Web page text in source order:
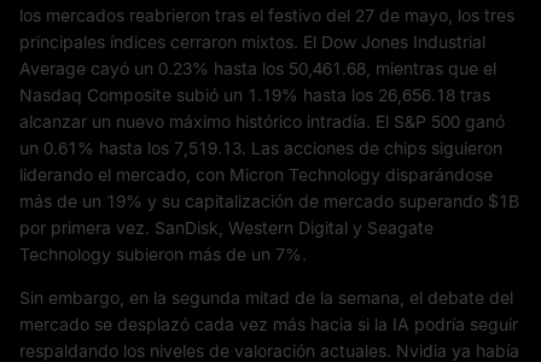
los mercados reabrieron tras el festivo del 27 de mayo, los tres
principales índices cerraron mixtos. El Dow Jones Industrial
Average cayó un 0.23% hasta los 50,461.68, mientras que el
Nasdaq Composite subió un 1.19% hasta los 26,656.18 tras
alcanzar un nuevo máximo histórico intradía. El S&P 500 ganó
un 0.61% hasta los 7,519.13. Las acciones de chips siguieron
liderando el mercado, con Micron Technology disparándose
más de un 19% y su capitalización de mercado superando $1B
por primera vez. SanDisk, Western Digital y Seagate
Technology subieron más de un 7%.
Sin embargo, en la segunda mitad de la semana, el debate del
mercado se desplazó cada vez más hacia si la IA podría seguir
respaldando los niveles de valoración actuales. Nvidia ya había